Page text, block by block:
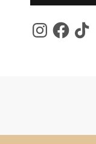
InstagramFacebook
TikTok